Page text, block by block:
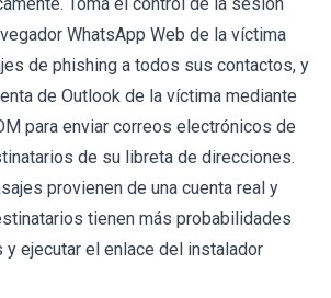
WhatsApp Web de la víctima
de phishing a todos sus contactos, y
de Outlook de la víctima mediante
para enviar correos electrónicos de
de su libreta de direcciones.
provienen de una cuenta real y
tienen más probabilidades
y ejecutar el enlace del instalador